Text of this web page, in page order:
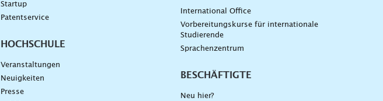
Startup
Patentservice
HOCHSCHULE
Veranstaltungen
Neuigkeiten
Presse
International Office
Vorbereitungskurse für internationale
Studierende
Sprachenzentrum
BESCHÄFTIGTE
Neu hier?